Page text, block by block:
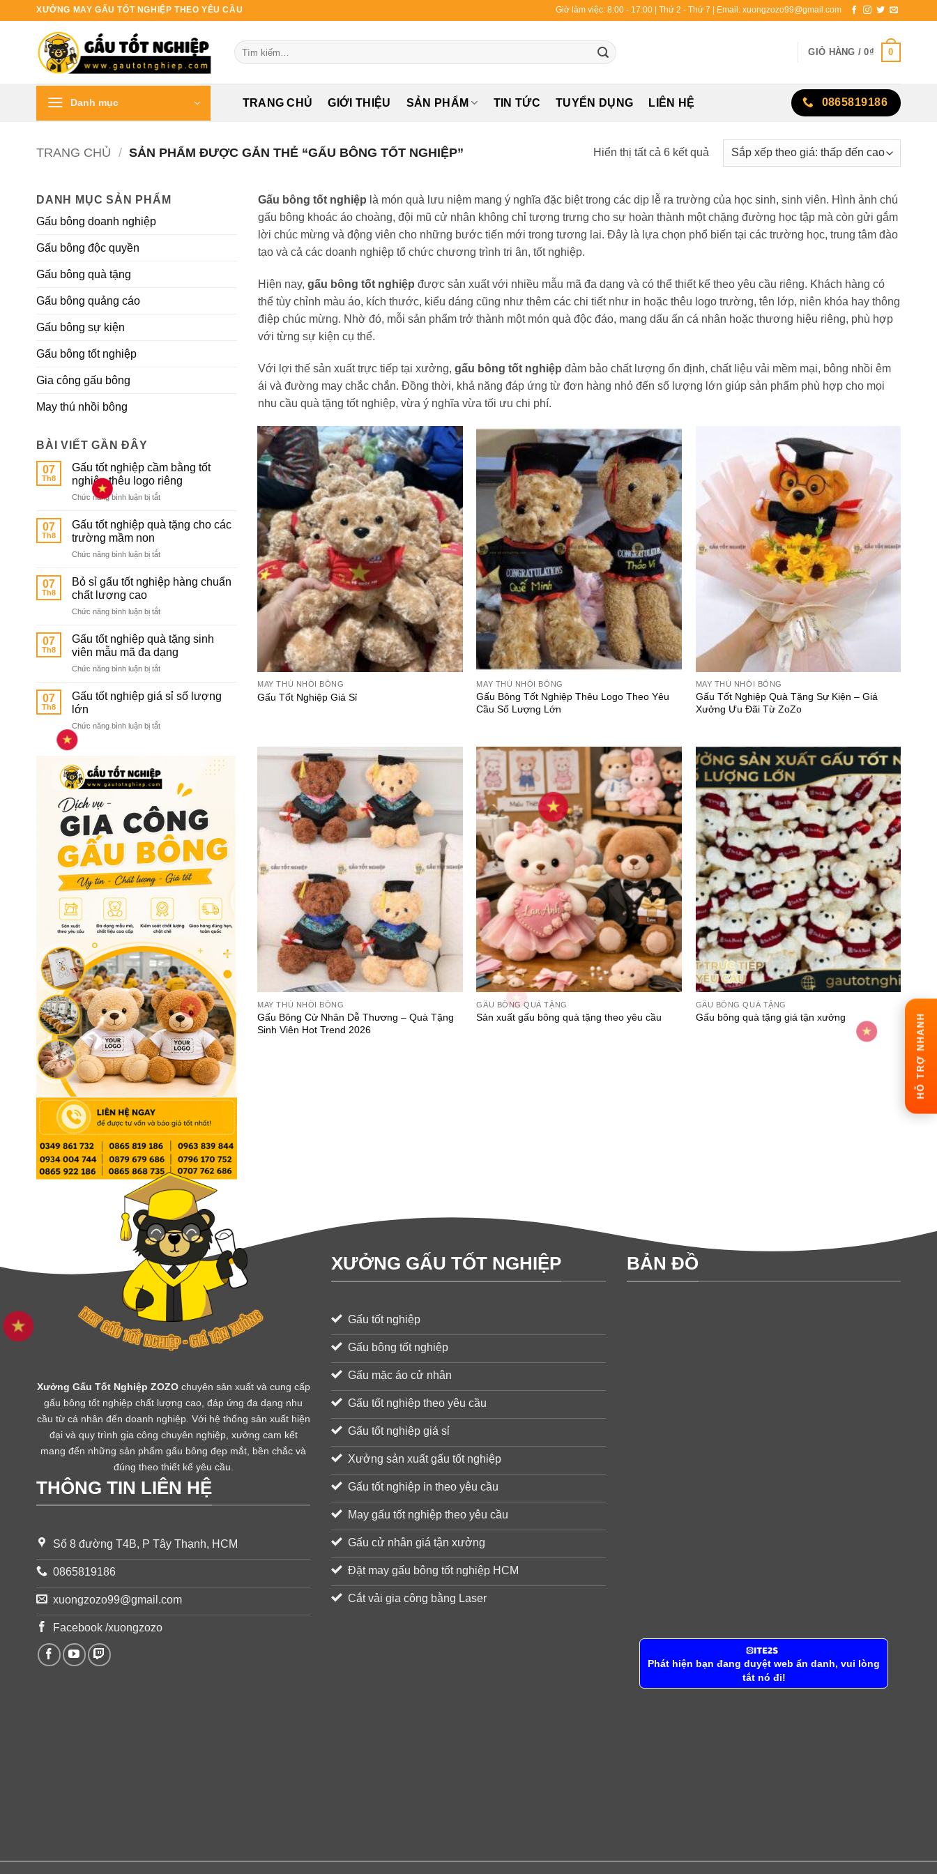
HỖ TRỢ NHANH
XƯỞNG MAY GẤU TỐT NGHIỆP THEO YÊU CẦU Giờ làm việc: 8:00 - 17:00 | Thứ 2 - Thứ 7 | Email: xuongzozo99@gmail.com
Tìm
kiếm:
GIỎ HÀNG /0₫ 0
Danh mục TRANG CHỦ GIỚI THIỆU SẢN PHẨM TIN TỨC TUYỂN DỤNG LIÊN HỆ 0865819186
TRANG CHỦ / SẢN PHẨM ĐƯỢC GẮN THẺ “GẤU BÔNG TỐT NGHIỆP” Hiển thị tất cả 6 kết quảĐã
sắp
theo
giá:
thấp
DANH MỤC SẢN PHẨM
Gấu bông doanh nghiệp
Gấu bông độc quyền
Gấu bông quà tặng
Gấu bông quảng cáo
Gấu bông sự kiện
Gấu bông tốt nghiệp
Gia công gấu bông
May thú nhồi bông
BÀI VIẾT GẦN ĐÂY
07
Th8
Gấu tốt nghiệp cầm bằng tốt
nghiệp thêu logo riêng
Chức năng bình luận bị tắtở
tốt
nghiệp
bằng
nghiệp
riêng
07
Th8
Gấu tốt nghiệp quà tặng cho các
trường mầm non
Chức năng bình luận bị tắtở
tốt
nghiệp
tặng
các
trường
mầm
non
07
Th8
Bỏ sỉ gấu tốt nghiệp hàng chuẩn
chất lượng cao
Chức năng bình luận bị tắtở
sỉ
tốt
nghiệp
chuẩn
cao
07
Th8
Gấu tốt nghiệp quà tặng sinh
viên mẫu mã đa dạng
Chức năng bình luận bị tắtở
tốt
tặng
mã
đa
07
Th8
Gấu tốt nghiệp giá sỉ số lượng
lớn
Chức năng bình luận bị tắtở
giá
sỉ
lớn
Gấu bông tốt nghiệp là món quà lưu niệm mang ý nghĩa đặc biệt trong các dịp lễ ra trường của học sinh, sinh viên. Hình ảnh chú
gấu bông khoác áo choàng, đội mũ cử nhân không chỉ tượng trưng cho sự hoàn thành một chặng đường học tập mà còn gửi gắm
lời chúc mừng và động viên cho những bước tiến mới trong tương lai. Đây là lựa chọn phổ biến tại các trường học, trung tâm đào
tạo và cả các doanh nghiệp tổ chức chương trình tri ân, tốt nghiệp.
Hiện nay, gấu bông tốt nghiệp được sản xuất với nhiều mẫu mã đa dạng và có thể thiết kế theo yêu cầu riêng. Khách hàng có
thể tùy chỉnh màu áo, kích thước, kiểu dáng cũng như thêm các chi tiết như in hoặc thêu logo trường, tên lớp, niên khóa hay thông
điệp chúc mừng. Nhờ đó, mỗi sản phẩm trở thành một món quà độc đáo, mang dấu ấn cá nhân hoặc thương hiệu riêng, phù hợp
với từng sự kiện cụ thể.
Với lợi thế sản xuất trực tiếp tại xưởng, gấu bông tốt nghiệp đảm bảo chất lượng ổn định, chất liệu vải mềm mại, bông nhồi êm
ái và đường may chắc chắn. Đồng thời, khả năng đáp ứng từ đơn hàng nhỏ đến số lượng lớn giúp sản phẩm phù hợp cho mọi
nhu cầu quà tặng tốt nghiệp, vừa ý nghĩa vừa tối ưu chi phí.
MAY THÚ NHỒI BÔNG
Gấu Tốt Nghiệp Giá Sỉ
MAY THÚ NHỒI BÔNG
Gấu Bông Tốt Nghiệp Thêu Logo Theo Yêu
Cầu Số Lượng Lớn
MAY THÚ NHỒI BÔNG
Gấu Tốt Nghiệp Quà Tặng Sự Kiện – Giá
Xưởng Ưu Đãi Từ ZoZo
MAY THÚ NHỒI BÔNG
Gấu Bông Cử Nhân Dễ Thương – Quà Tặng
Sinh Viên Hot Trend 2026
GẤU BÔNG QUÀ TẶNG
Sản xuất gấu bông quà tặng theo yêu cầu
GẤU BÔNG QUÀ TẶNG
Gấu bông quà tặng giá tận xưởng
Xưởng Gấu Tốt Nghiệp ZOZOchuyên sản xuất và cung cấp
gấu bông tốt nghiệp chất lượng cao, đáp ứng đa dạng nhu
cầu từ cá nhân đến doanh nghiệp. Với hệ thống sản xuất hiện
đại và quy trình gia công chuyên nghiệp, xưởng cam kết
mang đến những sản phẩm gấu bông đẹp mắt, bền chắc và
đúng theo thiết kế yêu cầu.
THÔNG TIN LIÊN HỆ
Số 8 đường T4B, P Tây Thạnh, HCM
0865819186
xuongzozo99@gmail.com
Facebook /xuongzozo
XƯỞNG GẤU TỐT NGHIỆP
Gấu tốt nghiệp
Gấu bông tốt nghiệp
Gấu mặc áo cử nhân
Gấu tốt nghiệp theo yêu cầu
Gấu tốt nghiệp giá sỉ
Xưởng sản xuất gấu tốt nghiệp
Gấu tốt nghiệp in theo yêu cầu
May gấu tốt nghiệp theo yêu cầu
Gấu cử nhân giá tận xưởng
Đặt may gấu bông tốt nghiệp HCM
Cắt vải gia công bằng Laser
BẢN ĐỒ